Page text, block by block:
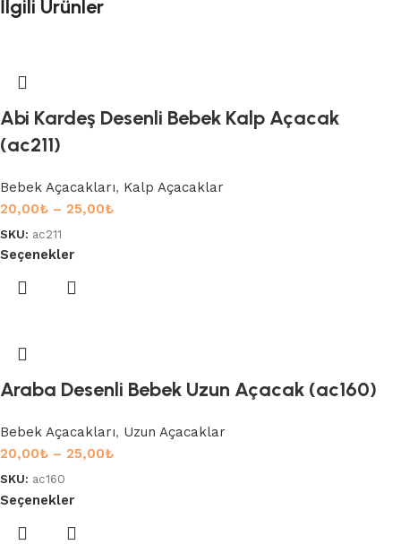
İlgili Ürünler
Abi Kardeş Desenli Bebek Kalp Açacak
(ac211)
Bebek Açacakları, Kalp Açacaklar
20,00₺ – 25,00₺
SKU: ac211
Seçenekler
Araba Desenli Bebek Uzun Açacak (ac160)
Bebek Açacakları, Uzun Açacaklar
20,00₺ – 25,00₺
SKU: ac160
Seçenekler